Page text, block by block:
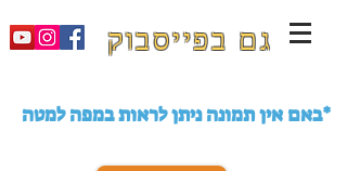
גם בפייסבוק
באם אין תמונה ניתן לראות במפה למטה*